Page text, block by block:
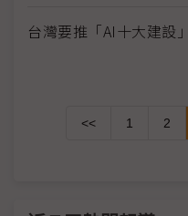
台灣要推「AI十大建
<< 1 2